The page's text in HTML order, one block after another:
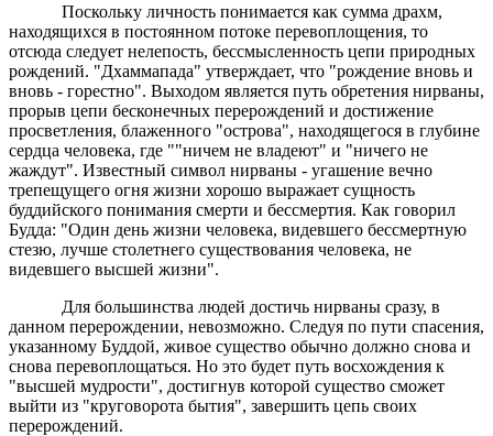
Поскольку личность понимается как сумма драхм,
находящихся в постоянном потоке перевоплощения, то
отсюда следует нелепость, бессмысленность цепи природных
рождений. "Дхаммапада" утверждает, что "рождение вновь и
вновь - горестно". Выходом является путь обретения нирваны,
прорыв цепи бесконечных перерождений и достижение
просветления, блаженного "острова", находящегося в глубине
сердца человека, где ""ничем не владеют" и "ничего не
жаждут". Известный символ нирваны - угашение вечно
трепещущего огня жизни хорошо выражает сущность
буддийского понимания смерти и бессмертия. Как говорил
Будда: "Один день жизни человека, видевшего бессмертную
стезю, лучше столетнего существования человека, не
видевшего высшей жизни".
Для большинства людей достичь нирваны сразу, в
данном перерождении, невозможно. Следуя по пути спасения,
указанному Буддой, живое существо обычно должно снова и
снова перевоплощаться. Но это будет путь восхождения к
"высшей мудрости", достигнув которой существо сможет
выйти из "круговорота бытия", завершить цепь своих
перерождений.